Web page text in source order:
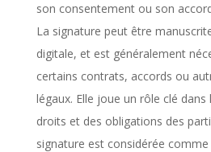
son consentement ou son
La signature peut être
digitale, et est généralement
certains contrats, accords ou
légaux. Elle joue un rôle clé
droits et des obligations des
signature est considérée